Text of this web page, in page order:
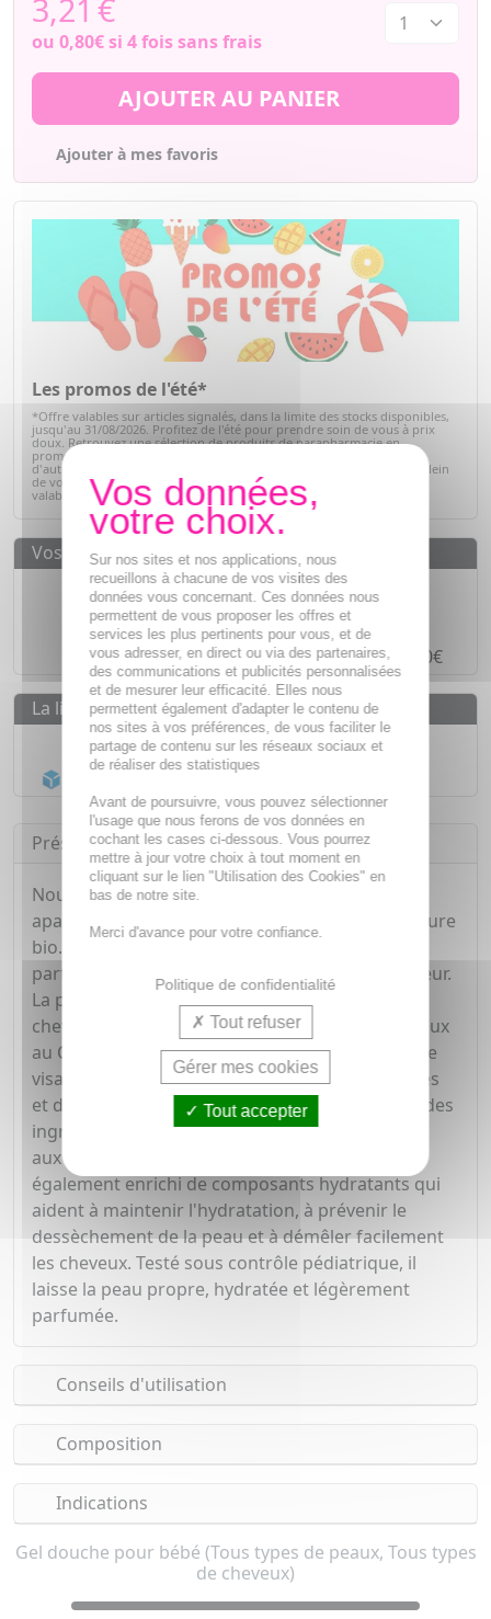
3,21 €
ou 0,80€si 4 fois sans frais
AJOUTER AU PANIER
Ajouter à mes favoris
Les promos de l'été*
*Offre valables sur articles signalés, dans la limite des stocks disponibles,
jusqu'au 31/08/2026. Profitez de l'été pour prendre soin de vous à prix
doux. Retrouvez une sélection de produits de parapharmacie en
promotion : soins solaires, hydratation, bien-être, hygiène et bien
d'autres essentiels du quotidien. C'est le moment idéal pour faire le plein
de vos produits préférés tout en réalisant de belles économies. Offre
valable dans la limite des stocks disponibles.Voir la sélection
Vos avantages
Des prixIMBATTABLES
Paiement en ligneSÉCURISÉ
Paiement en 4 fois sans fraisà partir de 30€
La livraison
Livraison gratuite dès 55€
Acheminement Chronopost
Présentation
Nouvelle formule biodégradable : au Calendula
apaisant obtenu à partir de fleurs issues de culture
bio. Riche en agents hydratants, sa formule au
parfum tendre et relaxant nettoie tout en douceur.
La peau est protégée du dessèchement et les
cheveux sont faciles à démêler. Le Gel Lavant Doux
au Calendula permet de nettoyer délicatement le
visage, le corps, le siège et les cheveux des bébés
et des nourrissons. En effet, il est formulé avec des
ingrédients qui sont adaptés à la peau fragile et
aux cheveux délicats de bébé. Ce gel doux est
également enrichi de composants hydratants qui
aident à maintenir l'hydratation, à prévenir le
dessèchement de la peau et à démêler facilement
les cheveux. Testé sous contrôle pédiatrique, il
laisse la peau propre, hydratée et légèrement
parfumée.
Conseils d'utilisation
Composition
Indications
Gel douche pour bébé (Tous types de peaux, Tous types
de cheveux)
Sur nos sites et nos applications, nous
recueillons à chacune de vos visites des
données vous concernant. Ces données nous
permettent de vous proposer les offres et
services les plus pertinents pour vous, et de
vous adresser, en direct ou via des partenaires,
des communications et publicités personnalisées
et de mesurer leur efficacité. Elles nous
permettent également d'adapter le contenu de
nos sites à vos préférences, de vous faciliter le
partage de contenu sur les réseaux sociaux et
de réaliser des statistiques
Avant de poursuivre, vous pouvez sélectionner
l'usage que nous ferons de vos données en
cochant les cases ci-dessous. Vous pourrez
mettre à jour votre choix à tout moment en
cliquant sur le lien "Utilisation des Cookies" en
bas de notre site.
Merci d'avance pour votre confiance.
Politique de confidentialité
Tout refuser
Gérer mes cookies
Tout accepter